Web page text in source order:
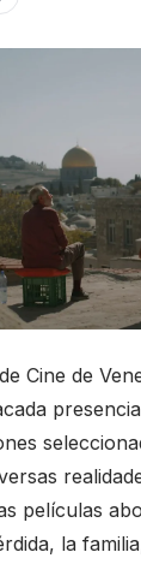
Cine de
películas
la